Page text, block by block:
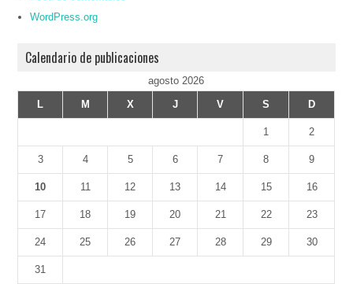
WordPress.org
Calendario de publicaciones
agosto 2026
L
M X J V S D
1 2
3 4 5 6 7 8 9
10 11 12 13 14 15 16
17 18 19 20 21 22 23
24 25 26 27 28 29 30
31